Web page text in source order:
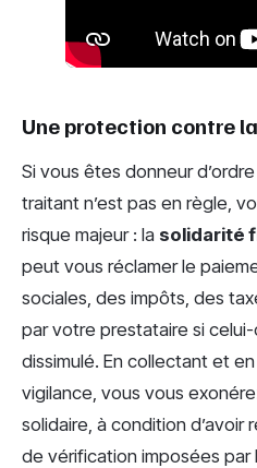
Une protection contre
Si vous êtes donneur
traitant n’est pas en règle,
risque majeur : la solidarité
peut vous réclamer le
sociales, des impôts, des
par votre prestataire si
dissimulé. En collectant et
vigilance, vous vous
solidaire, à condition
de vérification imposées par